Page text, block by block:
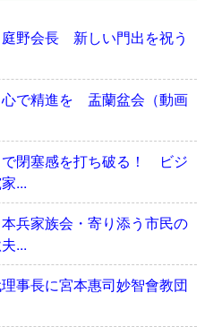
野会長 新しい門出を祝う
心で精進を 盂蘭盆会（動画
閉塞感を打ち破る！ ビジ
...
本兵家族会・寄り添う市民の
...
事長に宮本惠司妙智會教団